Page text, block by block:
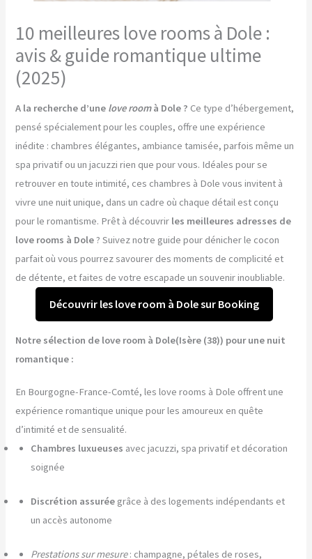
10 meilleures love rooms à Dole :
avis & guide romantique ultime
(2025)
A la recherche d’une love roomà Dole ? Ce type d’hébergement,
pensé spécialement pour les couples, offre une expérience
inédite : chambres élégantes, ambiance tamisée, parfois même un
spa privatif ou un jacuzzi rien que pour vous. Idéales pour se
retrouver en toute intimité, ces chambres à Dole vous invitent à
vivre une nuit unique, dans un cadre où chaque détail est conçu
pour le romantisme. Prêt à découvrir les meilleures adresses de
love rooms à Dole? Suivez notre guide pour dénicher le cocon
parfait où vous pourrez savourer des moments de complicité et
de détente, et faites de votre escapade un souvenir inoubliable.
Découvrir les love room à Dole sur Booking
Notre sélection de love room à Dole(Isère (38)) pour une nuit
romantique :
En Bourgogne-France-Comté, les love rooms à Dole offrent une
expérience romantique unique pour les amoureux en quête
d’intimité et de sensualité.
Chambres luxueuses avec jacuzzi, spa privatif et décoration
soignée
Discrétion assurée grâce à des logements indépendants et
un accès autonome
Prestations sur mesure: champagne, pétales de roses,